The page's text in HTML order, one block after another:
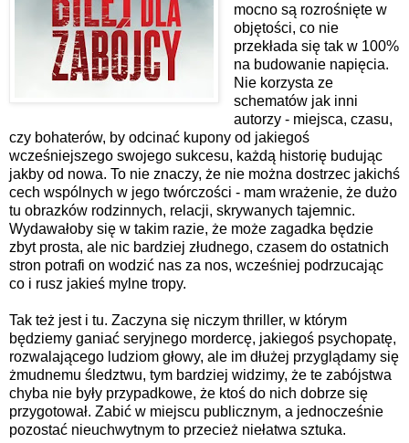
mocno są rozrośnięte w
objętości, co nie
przekłada się tak w 100%
na budowanie napięcia.
Nie korzysta ze
schematów jak inni
autorzy - miejsca, czasu,
czy bohaterów, by odcinać kupony od jakiegoś
wcześniejszego swojego sukcesu, każdą historię budując
jakby od nowa. To nie znaczy, że nie można dostrzec jakichś
cech wspólnych w jego twórczości - mam wrażenie, że dużo
tu obrazków rodzinnych, relacji, skrywanych tajemnic.
Wydawałoby się w takim razie, że może zagadka będzie
zbyt prosta, ale nic bardziej złudnego, czasem do ostatnich
stron potrafi on wodzić nas za nos, wcześniej podrzucając
co i rusz jakieś mylne tropy.
Tak też jest i tu. Zaczyna się niczym thriller, w którym
będziemy ganiać seryjnego mordercę, jakiegoś psychopatę,
rozwalającego ludziom głowy, ale im dłużej przyglądamy się
żmudnemu śledztwu, tym bardziej widzimy, że te zabójstwa
chyba nie były przypadkowe, że ktoś do nich dobrze się
przygotował. Zabić w miejscu publicznym, a jednocześnie
pozostać nieuchwytnym to przecież niełatwa sztuka.